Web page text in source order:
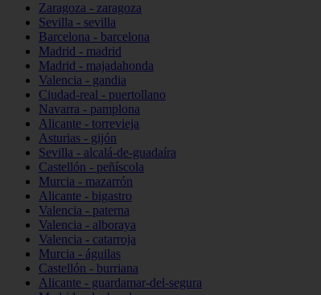
Zaragoza - zaragoza
Sevilla - sevilla
Barcelona - barcelona
Madrid - madrid
Madrid - majadahonda
Valencia - gandia
Ciudad-real - puertollano
Navarra - pamplona
Alicante - torrevieja
Asturias - gijón
Sevilla - alcalá-de-guadaíra
Castellón - peñíscola
Murcia - mazarrón
Alicante - bigastro
Valencia - paterna
Valencia - alboraya
Valencia - catarroja
Murcia - águilas
Castellón - burriana
Alicante - guardamar-del-segura